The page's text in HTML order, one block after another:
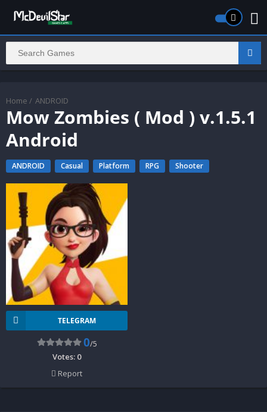
Home / ANDROID
Mow Zombies ( Mod ) v.1.5.1
Android
ANDROID Casual Platform RPG Shooter
TELEGRAM
0/5
Votes: 0
Report